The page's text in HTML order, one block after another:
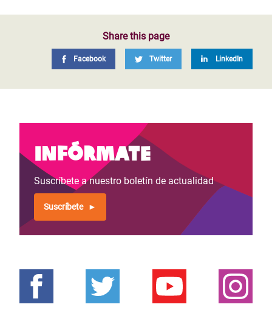
Share this page
Facebook Twitter LinkedIn
Infórmate
Suscríbete a nuestro boletín de actualidad
Suscríbete